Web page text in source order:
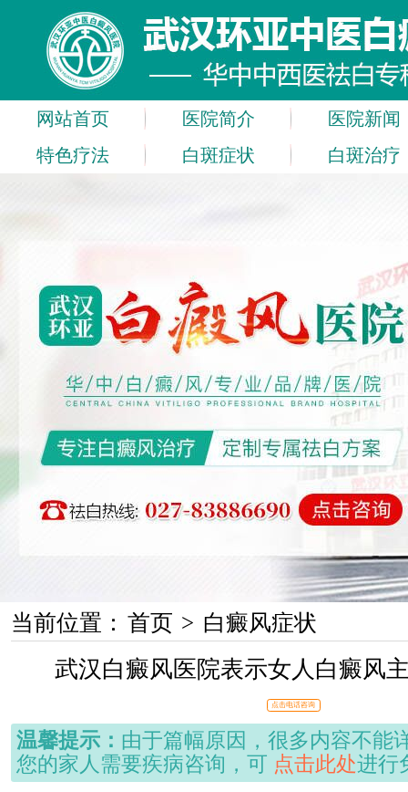
网站首页 医院简介
医院新闻
特色疗法
白斑症状 白斑治疗
当前位置： 首页 > 白癜风症状
武汉白癜风医院表示女人白癜风
点击电话咨询
温馨提示： 由于篇幅原因，很多内容不能
您的家人需要疾病咨询，可 点击此处进行